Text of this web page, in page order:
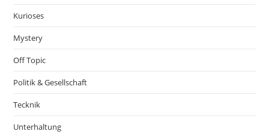
Kurioses
Mystery
Off Topic
Politik & Gesellschaft
Tecknik
Unterhaltung